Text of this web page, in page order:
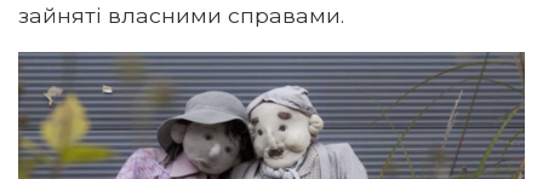
зайняті власними справами.